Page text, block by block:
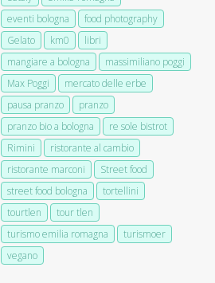
eventi bologna
food photography
Gelato
km0
libri
mangiare a bologna
massimiliano poggi
Max Poggi
mercato delle erbe
pausa pranzo
pranzo
pranzo bio a bologna
re sole bistrot
Rimini
ristorante al cambio
ristorante marconi
Street food
street food bologna
tortellini
tourtlen
tour tlen
turismo emilia romagna
turismoer
vegano